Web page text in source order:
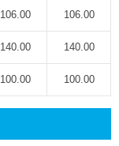
106.00 106.00
140.00 140.00
100.00 100.00